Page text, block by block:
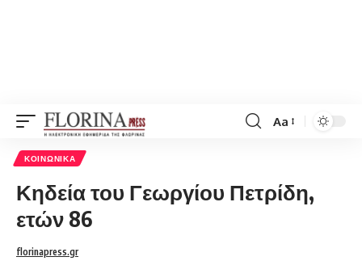
Font
Aa
ΚΟΙΝΩΝΙΚΆ
Κηδεία του Γεωργίου Πετρίδη,
ετών 86
florinapress.gr